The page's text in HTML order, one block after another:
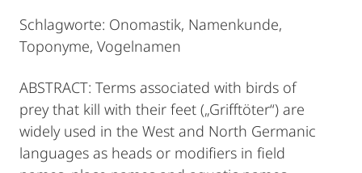
Schlagworte: Onomastik, Namenkunde,
Toponyme, Vogelnamen
ABSTRACT: Terms associated with birds of
prey that kill with their feet („Grifftöter“) are
widely used in the West and North Germanic
languages as heads or modifiers in field